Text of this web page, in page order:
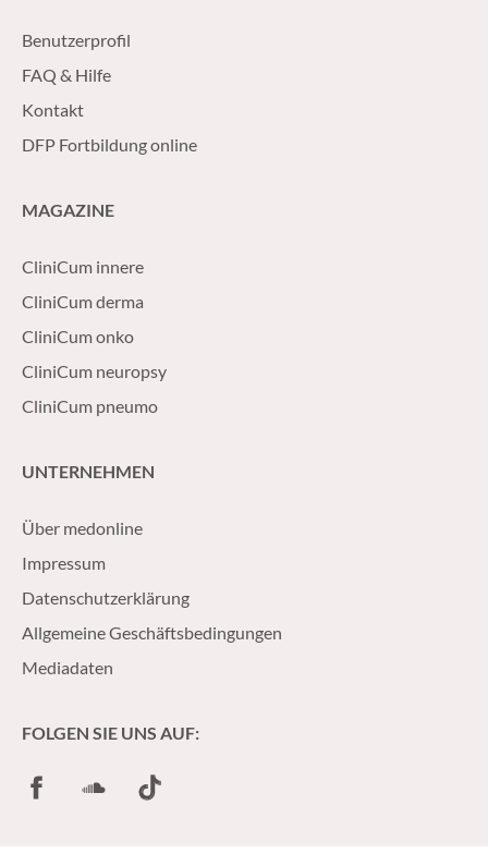
Benutzerprofil
FAQ & Hilfe
Kontakt
DFP Fortbildung online
MAGAZINE
CliniCum innere
CliniCum derma
CliniCum onko
CliniCum neuropsy
CliniCum pneumo
UNTERNEHMEN
Über medonline
Impressum
Datenschutzerklärung
Allgemeine Geschäftsbedingungen
Mediadaten
FOLGEN SIE UNS AUF:
FacebookSoundCloud
TikTok